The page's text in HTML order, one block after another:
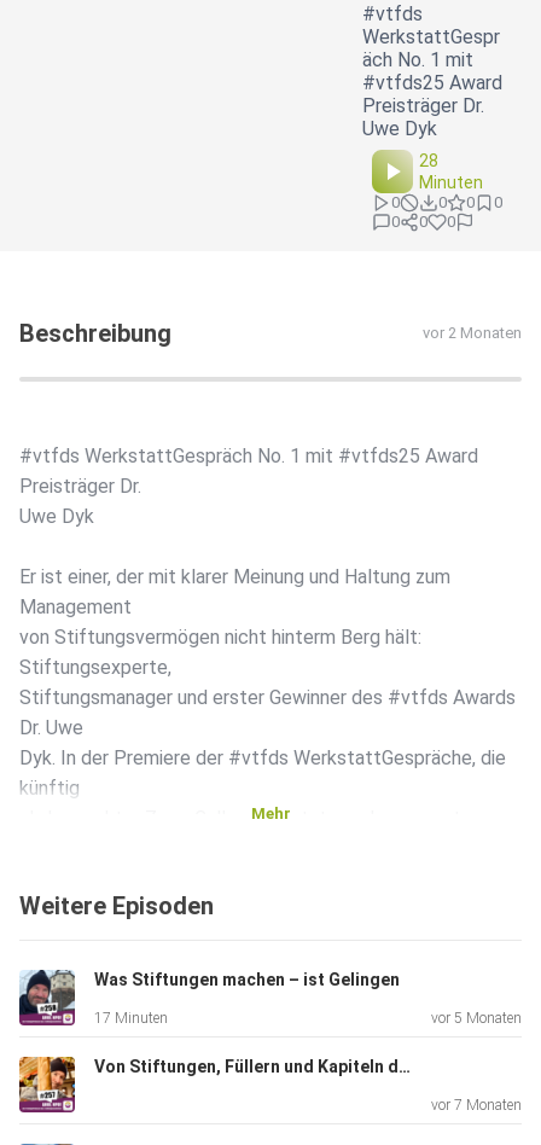
#vtfds
WerkstattGespr
äch No. 1 mit
#vtfds25 Award
Preisträger Dr.
Uwe Dyk
28
Minuten
0 0 0
0
0
0 0
Beschreibung vor 2 Monaten
#vtfds WerkstattGespräch No. 1 mit #vtfds25 Award
Preisträger Dr.
Uwe Dyk
Er ist einer, der mit klarer Meinung und Haltung zum
Management
von Stiftungsvermögen nicht hinterm Berg hält:
Stiftungsexperte,
Stiftungsmanager und erster Gewinner des #vtfds Awards
Dr. Uwe
Dyk. In der Premiere der #vtfds WerkstattGespräche, die
künftig
als kompakter ZoomCall aufgesetzt werden, spannte er
Dir ein
heran.
Wir nehmen es vorweg: Ein #vtfds WerkstattGespräch wie
ein Wake
up Call für Stiftungsverantwortliche.
Mehr
Weitere Episoden
Was Stiftungen machen – ist Gelingen
17 Minuten vor 5 Monaten
Von Stiftungen, Füllern und Kapiteln des Gelingens
vor 7 Monaten